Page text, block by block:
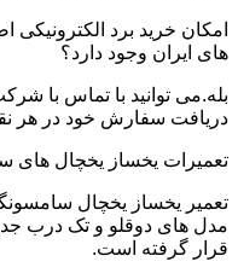
امکان خرید برد
های ایران وجود دارد؟
بله.می توانید با تماس با
دریافت سفارش خود در هر
تعمیرات یخساز یخچال های
تعمیر یخساز یخچال
مدل های دوقلو و تک درب
قرار گرفته است.